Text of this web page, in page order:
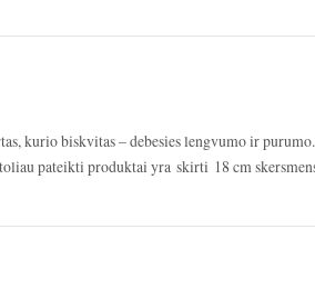
kurio biskvitas – debesies lengvumo ir
pateikti produktai yra skirti 18 cm